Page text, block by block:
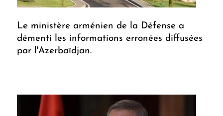
Le ministère arménien de la Défense a
démenti les informations erronées diffusées
par l'Azerbaïdjan.